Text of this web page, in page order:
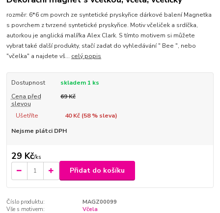
rozměr: 6*6 cm povrch ze syntetické pryskyřice dárkové balení Magnetka
s povrchem z tvrzené syntetické pryskyřice. Motiv včeliček a srdíčka,
autorkou je anglická malířka Alex Clark. S tímto motivem si můžete
vybrat také další produkty, stačí zadat do vyhledávání " Bee ", nebo
"včelka" a najdete vš... celý popis
Dostupnost
skladem 1 ks
Cena před
slevou
69 Kč
Ušetříte 40 Kč (58% sleva)
Nejsme plátci DPH
29 Kč/ks
Přidat do košíku
Číslo produktu:
MAGZ00099
Vše s motivem:
Včela